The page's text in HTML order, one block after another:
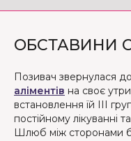
ОБСТАВИНИ
Позивач звернулася
аліментів на своє
встановлення їй ІІІ
постійному лікуванні
Шлюб між сторонами